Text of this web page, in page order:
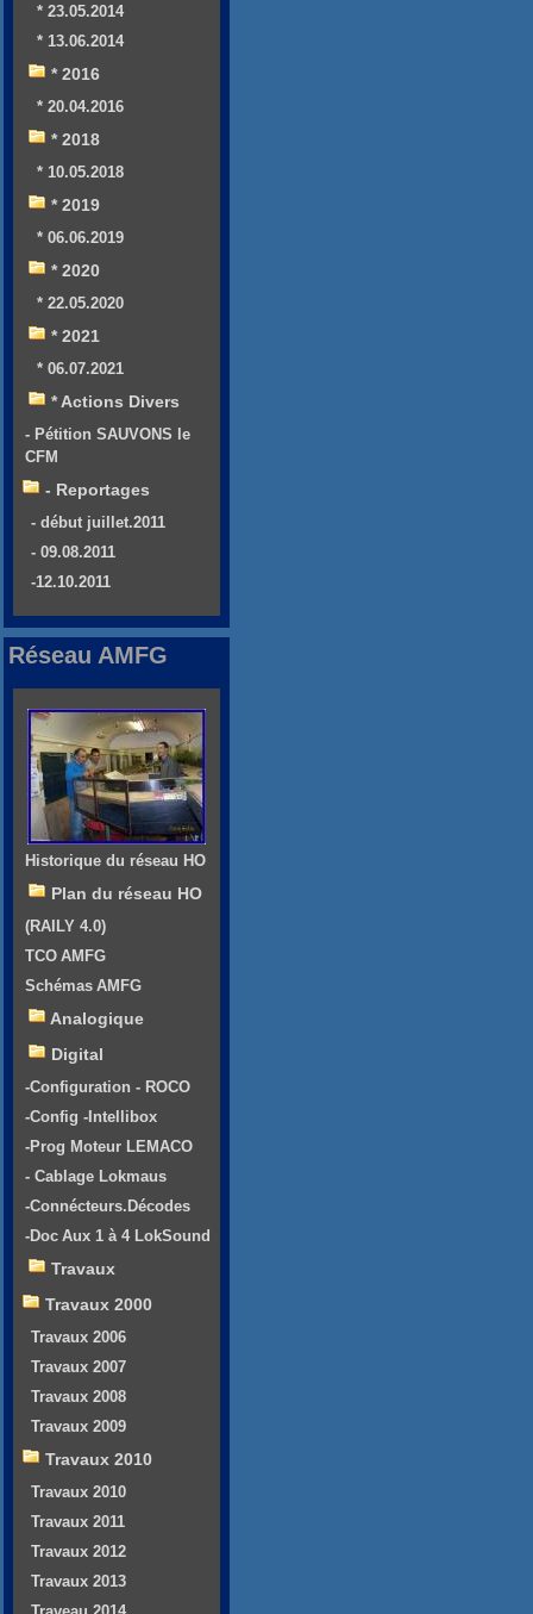
* 23.05.2014
* 13.06.2014
* 2016
* 20.04.2016
* 2018
* 10.05.2018
* 2019
* 06.06.2019
* 2020
* 22.05.2020
* 2021
* 06.07.2021
* Actions Divers
- Pétition SAUVONS le
CFM
- Reportages
- début juillet.2011
- 09.08.2011
-12.10.2011
Réseau AMFG
Historique du réseau HO
Plan du réseau HO
(RAILY 4.0)
TCO AMFG
Schémas AMFG
Analogique
Digital
-Configuration - ROCO
-Config -Intellibox
-Prog Moteur LEMACO
- Cablage Lokmaus
-Connécteurs.Décodes
-Doc Aux 1 à 4 LokSound
Travaux
Travaux 2000
Travaux 2006
Travaux 2007
Travaux 2008
Travaux 2009
Travaux 2010
Travaux 2010
Travaux 2011
Travaux 2012
Travaux 2013